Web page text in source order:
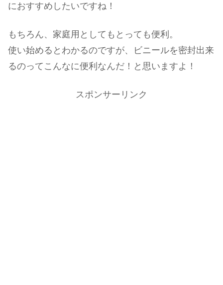
におすすめしたいですね！
もちろん、家庭用としてもとっても便利。
使い始めるとわかるのですが、ビニールを密封出来
るのってこんなに便利なんだ！と思いますよ！
スポンサーリンク